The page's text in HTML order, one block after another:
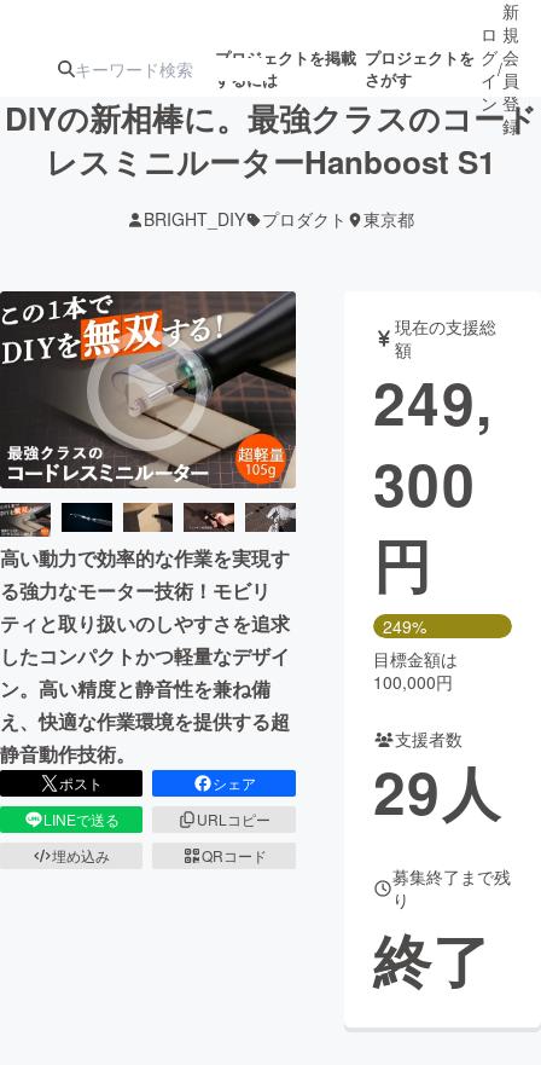
プロジェクトを掲載
するには
プロジェクトを
さがす
ターン
注目の新着プロ
ジェクト
募集終了が近いプ
ロジェクト
アート・写真 音楽
テクノロジー・ガジェット ゲーム・サ
映像・映画
ビジネス・起業
まちづくり・地域活性化
CAMPFIRE for Social Good
CAMPFIRE Creation
CAMPFIREふるさと納税
コミュニティ
ロ
グ
イ
ン
/
新
規
会
員
登
録
DIYの新相棒に。最強クラスのコード
レスミニルーターHanboost S1
BRIGHT_DIY プロダクト 東京都
高い動力で効率的な作業を実現す
る強力なモーター技術！モビリ
ティと取り扱いのしやすさを追求
したコンパクトかつ軽量なデザイ
ン。高い精度と静音性を兼ね備
え、快適な作業環境を提供する超
静音動作技術。
ポスト
シェア
LINEで送る
URLコピー
埋め込み
QRコード
現在の支援総
額
249,
300
円
249%
目標金額は
100,000円
支援者数
29人
募集終了まで残
り
終了